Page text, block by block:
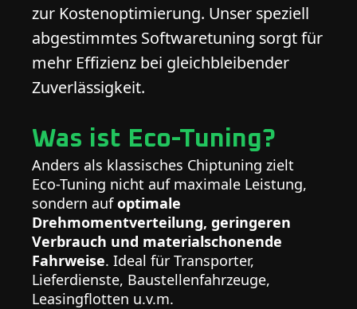
zur Kostenoptimierung. Unser speziell
abgestimmtes Softwaretuning sorgt für
mehr Effizienz bei gleichbleibender
Zuverlässigkeit.
Was ist Eco-Tuning?
Anders als klassisches Chiptuning zielt
Eco-Tuning nicht auf maximale Leistung,
sondern aufoptimale
Drehmomentverteilung, geringeren
Verbrauch und materialschonende
Fahrweise. Ideal für Transporter,
Lieferdienste, Baustellenfahrzeuge,
Leasingflotten u.v.m.